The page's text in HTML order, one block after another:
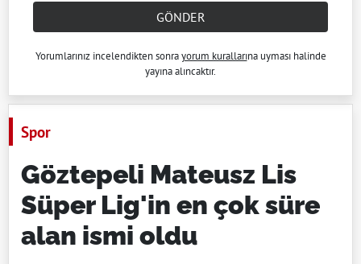
GÖNDER
Yorumlarınız incelendikten sonrayorum kurallarına uyması halinde
yayına alıncaktır.
Spor
Göztepeli Mateusz Lis
Süper Lig'in en çok süre
alan ismi oldu